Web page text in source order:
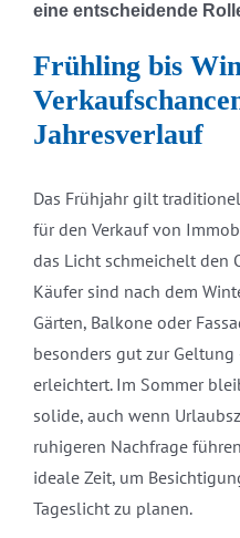
eine entscheidende
Frühling bis
Jahresverlauf
Das Frühjahr gilt
für den Verkauf von
das Licht schmeichelt den
Käufer sind nach dem
Gärten, Balkone oder
besonders gut zur
erleichtert. Im Sommer
solide, auch wenn
ruhigeren Nachfrage
ideale Zeit, um
Tageslicht zu planen.